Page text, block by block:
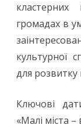
громадах в
культурної
для розвитку
Ключові
«Малі міста